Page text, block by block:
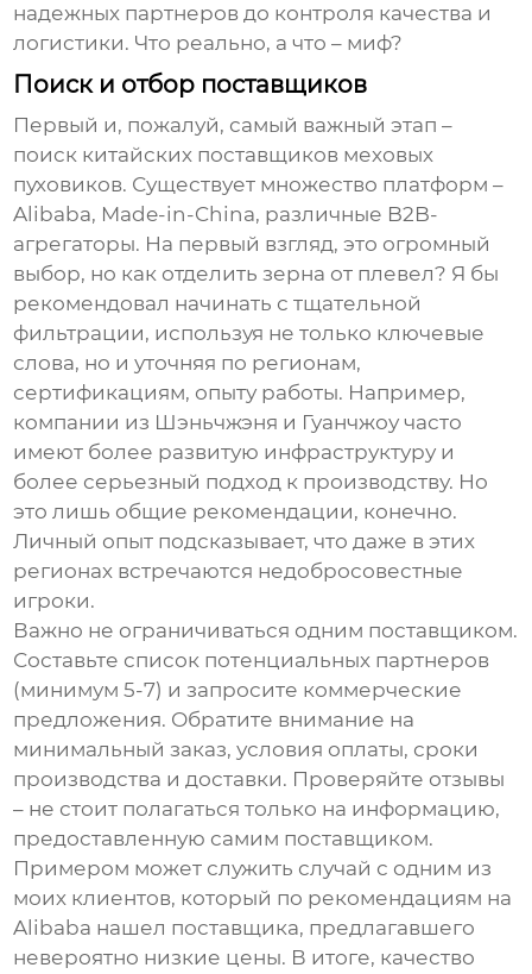
надежных партнеров до контроля качества и
логистики. Что реально, а что – миф?
Поиск и отбор поставщиков
Первый и, пожалуй, самый важный этап –
поиск китайских поставщиков меховых
пуховиков. Существует множество платформ –
Alibaba, Made-in-China, различные B2B-
агрегаторы. На первый взгляд, это огромный
выбор, но как отделить зерна от плевел? Я бы
рекомендовал начинать с тщательной
фильтрации, используя не только ключевые
слова, но и уточняя по регионам,
сертификациям, опыту работы. Например,
компании из Шэньчжэня и Гуанчжоу часто
имеют более развитую инфраструктуру и
более серьезный подход к производству. Но
это лишь общие рекомендации, конечно.
Личный опыт подсказывает, что даже в этих
регионах встречаются недобросовестные
игроки.
Важно не ограничиваться одним поставщиком.
Составьте список потенциальных партнеров
(минимум 5-7) и запросите коммерческие
предложения. Обратите внимание на
минимальный заказ, условия оплаты, сроки
производства и доставки. Проверяйте отзывы
– не стоит полагаться только на информацию,
предоставленную самим поставщиком.
Примером может служить случай с одним из
моих клиентов, который по рекомендациям на
Alibaba нашел поставщика, предлагавшего
невероятно низкие цены. В итоге, качество